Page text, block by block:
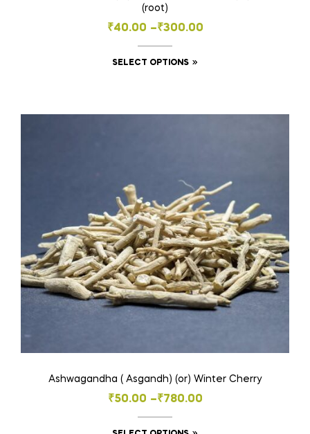
(root)
₹40.00 –₹300.00
Price
range:
₹40.00
SELECT OPTIONS
multiple
may
be
chosen
on
the
product
page
Ashwagandha ( Asgandh) (or) Winter Cherry
₹50.00 –₹780.00
Price
range: